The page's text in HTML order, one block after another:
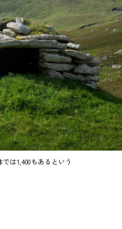
は1,400もあるという